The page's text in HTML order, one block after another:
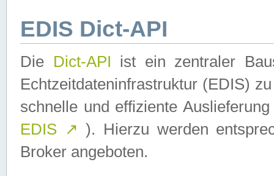
EDIS Dict-API
Die Dict-API ist ein zentraler
Echtzeitdateninfrastruktur (EDIS)
schnelle und effiziente
EDIS ↗ ). Hierzu werden
Broker angeboten.